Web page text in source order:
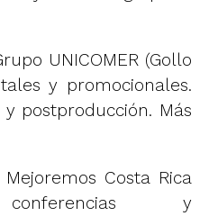
UNICOMER (Gollo
y promocionales.
postproducción. Más
Costa Rica
conferencias y